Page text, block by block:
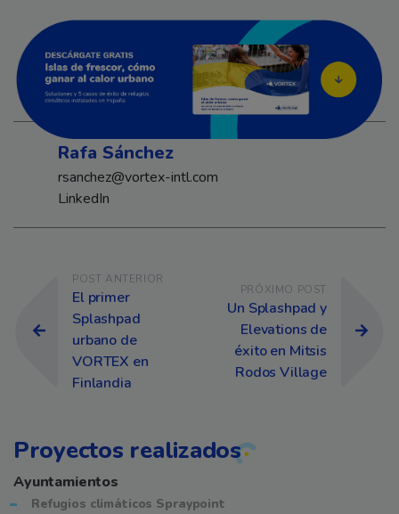
Rafa Sánchez
rsanchez@vortex-intl.com
LinkedIn
Navegación de entradas
POST ANTERIOR
El primer
Splashpad
urbano de
VORTEX en
Finlandia
PRÓXIMO POST
Un Splashpad y
Elevations de
éxito en Mitsis
Rodos Village
Proyectos realizados
Ayuntamientos
Refugios climáticos Spraypoint